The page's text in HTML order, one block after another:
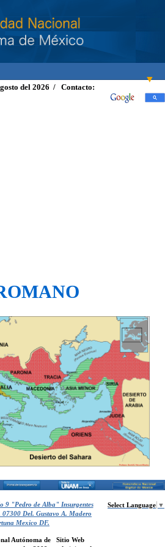
▼
del 2026 / Contacto:
9 "Pedro de Alba" Insurgentes
Del. Gustavo A. Madero
Mexico DF.
Select Language ▼
Autónoma de
Sitio Web